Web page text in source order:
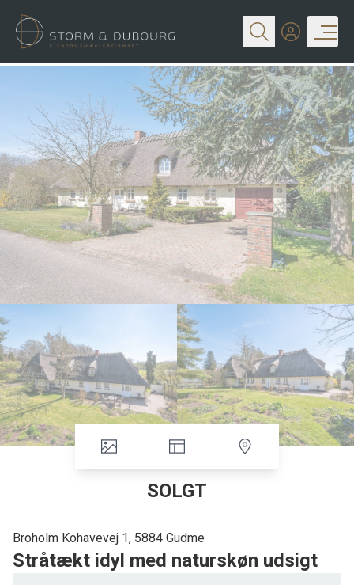
SOLGT
Broholm Kohavevej 1, 5884 Gudme
Stråtækt idyl med naturskøn udsigt